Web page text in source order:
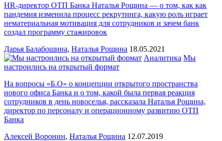
HR-директор ОТП Банка Наталья Рощина — о том, как как
пандемия изменила процесс рекрутинга, какую роль играет
нематериальная мотивация для сотрудников и зачем банк
создал программу стажировок
Дарья Балабошина, Наталья Рощина 18.05.2021
Аналитика Мы
настроились на открытый формат
На вопросы «Б.О» о концепции открытого пространства
нового офиса Банка и о том, какой была первая реакция
сотрудников в день новоселья, рассказала Наталья Рощина,
директор по персоналу и операционному развитию ОТП
Банка
Алексей Воронин, Наталья Рощина 12.07.2019